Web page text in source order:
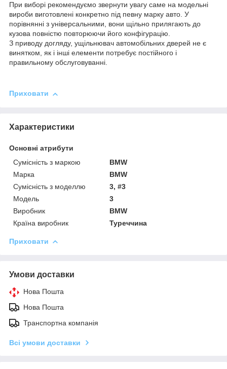
При виборі рекомендуємо звернути увагу саме на модельні
вироби виготовлені конкретно під певну марку авто. У
порівнянні з універсальними, вони щільно прилягають до
кузова повністю повторюючи його конфігурацію.
З приводу догляду, ущільнювач автомобільних дверей не є
винятком, як і інші елементи потребує постійного і
правильному обслуговуванні.
Приховати
Характеристики
Основні атрибути
Сумісність з маркою
BMW
Марка
BMW
Сумісність з моделлю
3, #3
Модель
3
Виробник
BMW
Країна виробник
Туреччина
Приховати
Умови доставки
Нова Пошта
Нова Пошта
Транспортна компанія
Всі умови доставки